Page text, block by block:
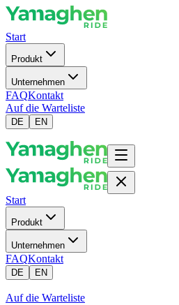
Start
Produkt
Unternehmen
FAQKontakt
Auf die Warteliste
DE EN
Start
Produkt
Unternehmen
FAQKontakt
DE EN
Auf die Warteliste